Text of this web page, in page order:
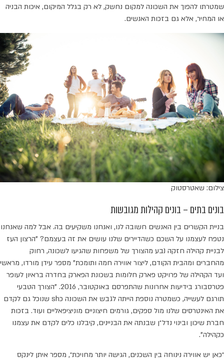
שמטרתו להפוך את השכונה למקום נחשק, לא רק בגלל המיקום, איכות הבניה
או המחיר, אלא גם בזכות האנשים.
צילום: שאטרסטוק
בונים בתים – בונים קהילות מגובשות
בניית הקשרים בין האנשים חשובה לנו, ואנחנו משקיעים בה. אבל למה שאנחנו
נטפח לעצמנו על השכם כשהדיירים שלנו עושים את זה בעצמם? "הרצון העז
לבניית קהילה חזקה נבע מהצורך של משפחות שהגיעו לשכונה, רחוק
מהחברים ומהבית הקודם, ליצור אווירה חמה ותומכת" מספר עידן מורדו, מראשי
ועד הקהילה של פרויקט פארק חלומות בשכונת הפארק בחדרה בראיון לעופר
פטרסבורג בידיעות אחרונות שהתפרסם באוקטובר, 2016. "הצורך הטבעי
תורגם לעשייה, כשמטרה נוספת הייתה לגבש את השכונה כsh שנוכל גם לקדם
את האינטרסים שלנו מול ספקים, גורמים חיצוניים מוניציפאליים ועוד. בזכות
חברת שיכון ובינוי נדל״ן שבנתה את הבניינים, קיבלנו כלים לקדם את עצמנו
כקהילה”.
״כאן יש אווירה נינוחה בין השכנים, הגישה יותר מחויכת״, מספר איתן לינקס